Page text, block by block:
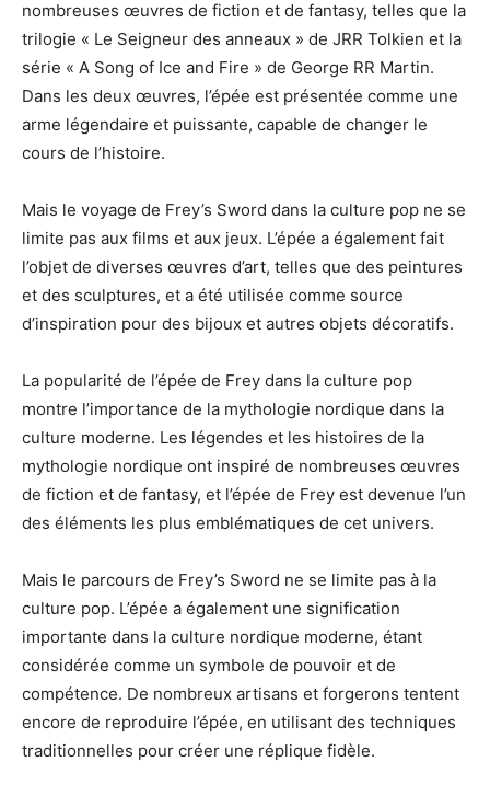
nombreuses œuvres de fiction et de fantasy, telles que la
trilogie « Le Seigneur des anneaux » de JRR Tolkien et la
série « A Song of Ice and Fire » de George RR Martin.
Dans les deux œuvres, l’épée est présentée comme une
arme légendaire et puissante, capable de changer le
cours de l’histoire.
Mais le voyage de Frey’s Sword dans la culture pop ne se
limite pas aux films et aux jeux. L’épée a également fait
l’objet de diverses œuvres d’art, telles que des peintures
et des sculptures, et a été utilisée comme source
d’inspiration pour des bijoux et autres objets décoratifs.
La popularité de l’épée de Frey dans la culture pop
montre l’importance de la mythologie nordique dans la
culture moderne. Les légendes et les histoires de la
mythologie nordique ont inspiré de nombreuses œuvres
de fiction et de fantasy, et l’épée de Frey est devenue l’un
des éléments les plus emblématiques de cet univers.
Mais le parcours de Frey’s Sword ne se limite pas à la
culture pop. L’épée a également une signification
importante dans la culture nordique moderne, étant
considérée comme un symbole de pouvoir et de
compétence. De nombreux artisans et forgerons tentent
encore de reproduire l’épée, en utilisant des techniques
traditionnelles pour créer une réplique fidèle.